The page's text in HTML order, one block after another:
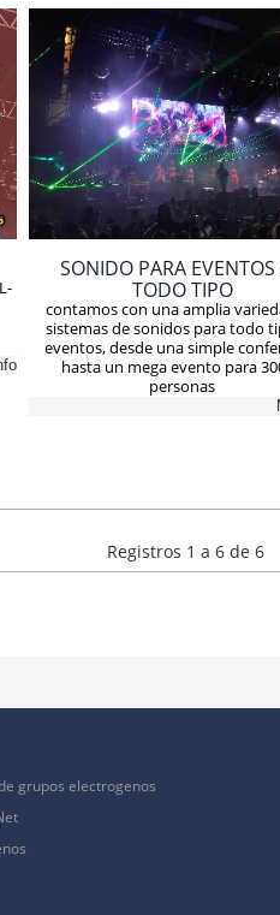
SONIDO PARA EVENTOS
TODO TIPO
contamos con una amplia
sistemas de sonidos para todo
eventos, desde una simple
hasta un mega evento para
personas
Registros 1 a 6 de 6
grupos electrogenos